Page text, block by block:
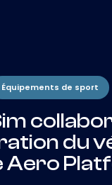
Équipements de sport
du
Aero